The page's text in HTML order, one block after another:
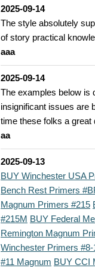
2025-09-14
The style absolutely
of story practical
aaa
2025-09-14
The examples below is
insignificant issues are
time these folks a great
aa
2025-09-13
BUY Winchester USA
Bench Rest Primers
Magnum Primers #215
#215M BUY Federal
Remington Magnum
Winchester Primers #8-
#11 Magnum BUY CCI